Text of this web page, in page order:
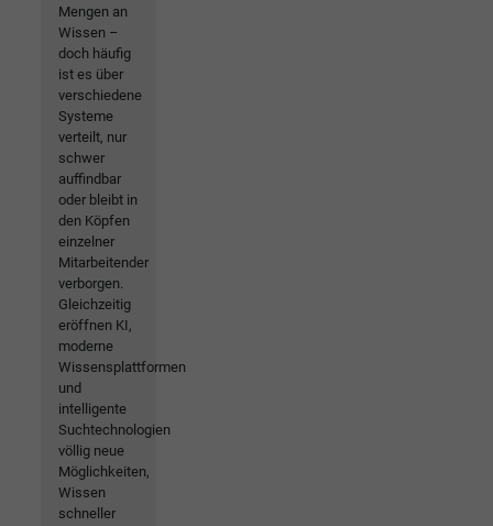
Mengen an
Wissen –
doch häufig
ist es über
verschiedene
Systeme
verteilt, nur
schwer
auffindbar
oder bleibt in
den Köpfen
einzelner
Mitarbeitender
verborgen.
Gleichzeitig
eröffnen KI,
moderne
Wissensplattformen
und
intelligente
Suchtechnologien
völlig neue
Möglichkeiten,
Wissen
schneller